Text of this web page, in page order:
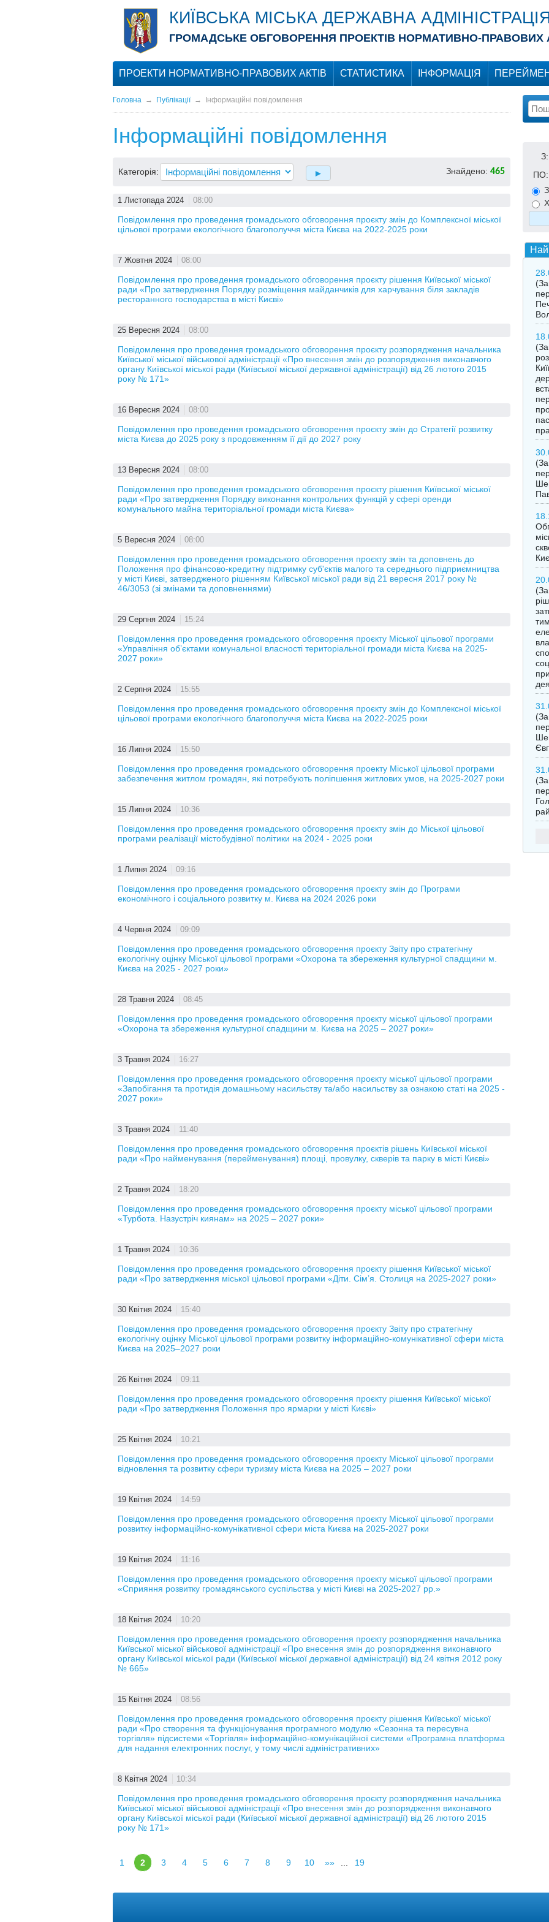
КИЇВСЬКА МІСЬКА ДЕРЖАВНА
ГРОМАДСЬКЕ ОБГОВОРЕННЯ ПРОЕКТІВ НОРМАТИВНО-ПРАВОВИХ
ПРОЕКТИ НОРМАТИВНО-ПРАВОВИХ АКТІВ СТАТИСТИКА ІНФОРМАЦІЯ
Головна→ Публікації→ Інформаційні повідомлення
Інформаційні повідомлення
Категорія: Знайдено: 465
1 Листопада 2024 08:00
Повідомлення про проведення громадського обговорення проєкту змін до Комплексної міської
цільової програми екологічного благополуччя міста Києва на 2022-2025 роки
7 Жовтня 2024 08:00
Повідомлення про проведення громадського обговорення проєкту рішення Київської міської
ради «Про затвердження Порядку розміщення майданчиків для харчування біля закладів
ресторанного господарства в місті Києві»
25 Вересня 2024 08:00
Повідомлення про проведення громадського обговорення проєкту розпорядження начальника
Київської міської військової адміністрації «Про внесення змін до розпорядження виконавчого
органу Київської міської ради (Київської міської державної адміністрації) від 26 лютого 2015
року № 171»
16 Вересня 2024 08:00
Повідомлення про проведення громадського обговорення проєкту змін до Стратегії розвитку
міста Києва до 2025 року з продовженням її дії до 2027 року
13 Вересня 2024 08:00
Повідомлення про проведення громадського обговорення проєкту рішення Київської міської
ради «Про затвердження Порядку виконання контрольних функцій у сфері оренди
комунального майна територіальної громади міста Києва»
5 Вересня 2024 08:00
Повідомлення про проведення громадського обговорення проєкту змін та доповнень до
Положення про фінансово-кредитну підтримку суб'єктів малого та середнього підприємництва
у місті Києві, затвердженого рішенням Київської міської ради від 21 вересня 2017 року №
46/3053 (зі змінами та доповненнями)
29 Серпня 2024 15:24
Повідомлення про проведення громадського обговорення проєкту Міської цільової програми
«Управління об’єктами комунальної власності територіальної громади міста Києва на 2025-
2027 роки»
2 Серпня 2024 15:55
Повідомлення про проведення громадського обговорення проєкту змін до Комплексної міської
цільової програми екологічного благополуччя міста Києва на 2022-2025 роки
16 Липня 2024 15:50
Повідомлення про проведення громадського обговорення проекту Міської цільової програми
забезпечення житлом громадян, які потребують поліпшення житлових умов, на 2025-2027 роки
15 Липня 2024 10:36
Повідомлення про проведення громадського обговорення проєкту змін до Міської цільової
програми реалізації містобудівної політики на 2024 - 2025 роки
1 Липня 2024 09:16
Повідомлення про проведення громадського обговорення проєкту змін до Програми
економічного і соціального розвитку м. Києва на 2024 2026 роки
4 Червня 2024 09:09
Повідомлення про проведення громадського обговорення проєкту Звіту про стратегічну
екологічну оцінку Міської цільової програми «Охорона та збереження культурної спадщини м.
Києва на 2025 - 2027 роки»
28 Травня 2024 08:45
Повідомлення про проведення громадського обговорення проєкту міської цільової програми
«Охорона та збереження культурної спадщини м. Києва на 2025 – 2027 роки»
3 Травня 2024 16:27
Повідомлення про проведення громадського обговорення проєкту міської цільової програми
«Запобігання та протидія домашньому насильству та/або насильству за ознакою статі на 2025 -
2027 роки»
3 Травня 2024 11:40
Повідомлення про проведення громадського обговорення проєктів рішень Київської міської
ради «Про найменування (перейменування) площі, провулку, скверів та парку в місті Києві»
2 Травня 2024 18:20
Повідомлення про проведення громадського обговорення проєкту міської цільової програми
«Турбота. Назустріч киянам» на 2025 – 2027 роки»
1 Травня 2024 10:36
Повідомлення про проведення громадського обговорення проєкту рішення Київської міської
ради «Про затвердження міської цільової програми «Діти. Сім’я. Столиця на 2025-2027 роки»
30 Квітня 2024 15:40
Повідомлення про проведення громадського обговорення проєкту Звіту про стратегічну
екологічну оцінку Міської цільової програми розвитку інформаційно-комунікативної сфери міста
Києва на 2025‒2027 роки
26 Квітня 2024 09:11
Повідомлення про проведення громадського обговорення проєкту рішення Київської міської
ради «Про затвердження Положення про ярмарки у місті Києві»
25 Квітня 2024 10:21
Повідомлення про проведення громадського обговорення проєкту Міської цільової програми
відновлення та розвитку сфери туризму міста Києва на 2025 – 2027 роки
19 Квітня 2024 14:59
Повідомлення про проведення громадського обговорення проєкту Міської цільової програми
розвитку інформаційно-комунікативної сфери міста Києва на 2025-2027 роки
19 Квітня 2024 11:16
Повідомлення про проведення громадського обговорення проєкту міської цільової програми
«Сприяння розвитку громадянського суспільства у місті Києві на 2025-2027 рр.»
18 Квітня 2024 10:20
Повідомлення про проведення громадського обговорення проєкту розпорядження начальника
Київської міської військової адміністрації «Про внесення змін до розпорядження виконавчого
органу Київської міської ради (Київської міської державної адміністрації) від 24 квітня 2012 року
№ 665»
15 Квітня 2024 08:56
Повідомлення про проведення громадського обговорення проєкту рішення Київської міської
ради «Про створення та функціонування програмного модулю «Сезонна та пересувна
торгівля» підсистеми «Торгівля» інформаційно-комунікаційної системи «Програмна платформа
для надання електронних послуг, у тому числі адміністративних»
8 Квітня 2024 10:34
Повідомлення про проведення громадського обговорення проєкту розпорядження начальника
Київської міської військової адміністрації «Про внесення змін до розпорядження виконавчого
органу Київської міської ради (Київської міської державної адміністрації) від 26 лютого 2015
року № 171»
1 2 3 4 5 6 7 8 9 10 »» 19
З:
ПО: